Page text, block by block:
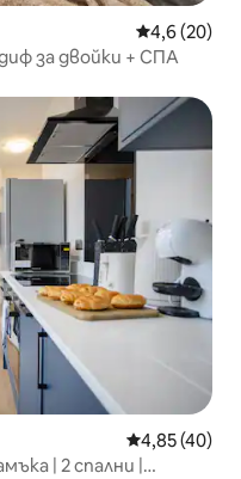
Средна
4,6 (20)
за двойки + СПА
Средна
4,85 (40)
| 2 спални |